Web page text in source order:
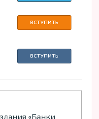
ВСТУПИТЬ
ВСТУПИТЬ